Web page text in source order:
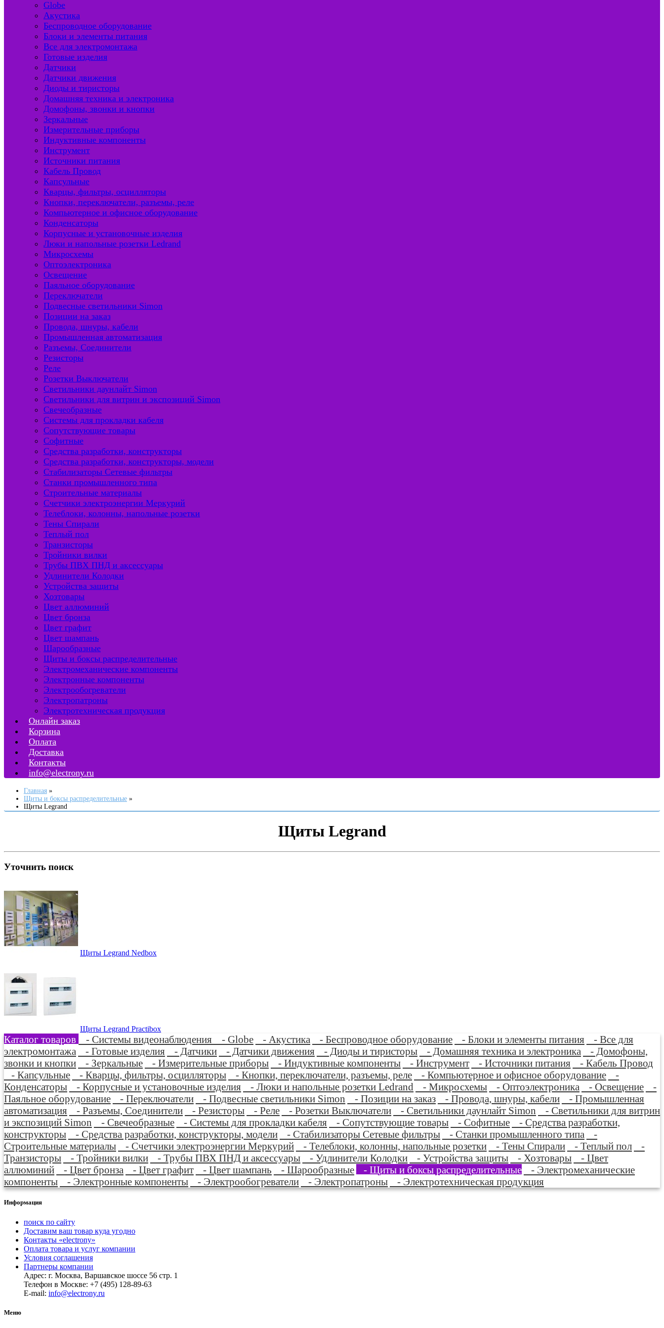
Globe
Акустика
Беспроводное оборудование
Блоки и элементы питания
Все для электромонтажа
Готовые изделия
Датчики
Датчики движения
Диоды и тиристоры
Домашняя техника и электроника
Домофоны, звонки и кнопки
Зеркальные
Измерительные приборы
Индуктивные компоненты
Инструмент
Источники питания
Кабель Провод
Капсульные
Кварцы, фильтры, осцилляторы
Кнопки, переключатели, разъемы, реле
Компьютерное и офисное оборудование
Конденсаторы
Корпусные и установочные изделия
Люки и напольные розетки Ledrand
Микросхемы
Оптоэлектроника
Освещение
Паяльное оборудование
Переключатели
Подвесные светильники Simon
Позиции на заказ
Провода, шнуры, кабели
Промышленная автоматизация
Разъемы, Соединители
Резисторы
Реле
Розетки Выключатели
Светильники даунлайт Simon
Светильники для витрин и экспозиций Simon
Свечеобразные
Системы для прокладки кабеля
Сопутствующие товары
Софитные
Средства разработки, конструкторы
Средства разработки, конструкторы, модели
Стабилизаторы Сетевые фильтры
Станки промышленного типа
Строительные материалы
Счетчики электроэнергии Меркурий
Телеблоки, колонны, напольные розетки
Тены Спирали
Теплый пол
Транзисторы
Тройники вилки
Трубы ПВХ ПНД и аксессуары
Удлинители Колодки
Устройства защиты
Хозтовары
Цвет аллюминий
Цвет бронза
Цвет графит
Цвет шампань
Шарообразные
Щиты и боксы распределительные
Электромеханические компоненты
Электронные компоненты
Электрообогреватели
Электропатроны
Электротехническая продукция
Онлайн заказ
Корзина
Оплата
Доставка
Контакты
info@electrony.ru
Главная
Щиты и боксы распределительные
Щиты Legrand
Щиты Legrand
Уточнить поиск
Щиты Legrand Nedbox
Щиты Legrand Practibox
Каталог товаров - Системы видеонаблюдения - Globe - Акустика - Беспроводное оборудование - Блоки и элементы питания
- Все для
электромонтажа
- Готовые изделия - Датчики - Датчики движения - Диоды и тиристоры - Домашняя техника и электроника
- Домофоны,
звонки и кнопки
- Зеркальные - Измерительные приборы - Индуктивные компоненты - Инструмент - Источники питания
- Кабель Провод
- Капсульные
- Кварцы, фильтры, осцилляторы - Кнопки, переключатели, разъемы, реле - Компьютерное и офисное оборудование
-
Конденсаторы
- Корпусные и установочные изделия - Люки и напольные розетки Ledrand - Микросхемы - Оптоэлектроника - Освещение
-
Паяльное оборудование
- Переключатели - Подвесные светильники Simon - Позиции на заказ - Провода, шнуры, кабели
- Промышленная
автоматизация
- Разъемы, Соединители - Резисторы - Реле - Розетки Выключатели - Светильники даунлайт Simon
- Светильники для витрин
и экспозиций Simon
- Свечеобразные - Системы для прокладки кабеля - Сопутствующие товары - Софитные
- Средства разработки,
конструкторы
- Средства разработки, конструкторы, модели - Стабилизаторы Сетевые фильтры - Станки промышленного типа
-
Строительные материалы
- Счетчики электроэнергии Меркурий - Телеблоки, колонны, напольные розетки - Тены Спирали - Теплый пол
-
Транзисторы
- Тройники вилки - Трубы ПВХ ПНД и аксессуары - Удлинители Колодки - Устройства защиты - Хозтовары
- Цвет
аллюминий
- Цвет бронза - Цвет графит - Цвет шампань - Шарообразные - Щиты и боксы распределительные
- Электромеханические
компоненты
- Электронные компоненты - Электрообогреватели - Электропатроны - Электротехническая продукция
Информация
поиск по сайту
Доставим ваш товар куда угодно
Контакты «electrony»
Оплата товара и услуг компании
Условия соглашения
Партнеры компании
Адрес: г. Москва, Варшавское шоссе 56 стр. 1
Телефон в Москве: +7 (495) 128-89-63
E-mail: info@electrony.ru
Меню